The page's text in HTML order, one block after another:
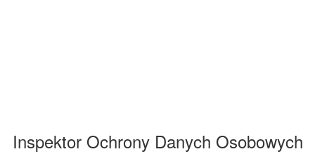
Inspektor Ochrony Danych Osobowych